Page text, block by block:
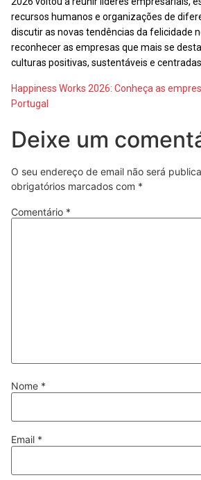
recursos humanos e organizações de
discutir as novas tendências da felicidade
reconhecer as empresas que mais se
culturas positivas, sustentáveis e
Happiness Works 2026: Conheça as
Portugal
Deixe um
O seu endereço de email não será
obrigatórios marcados com *
Comentário *
Nome *
Email *